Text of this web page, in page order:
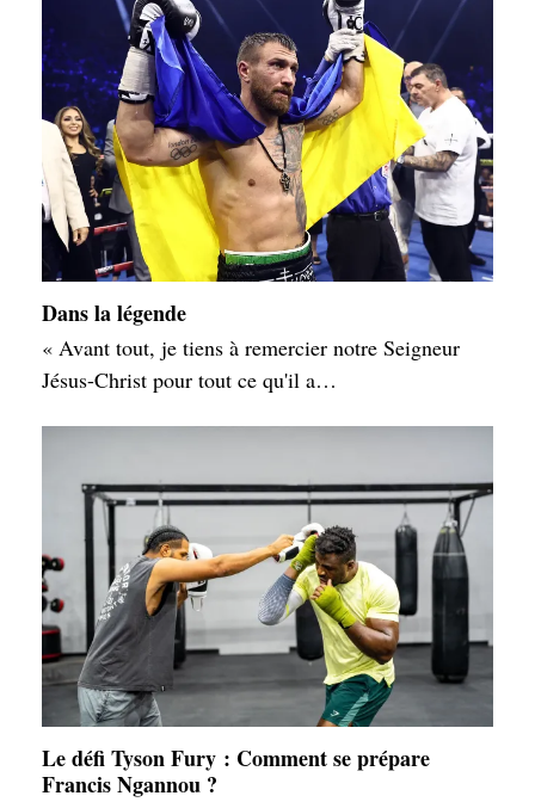
Dans la légende
« Avant tout, je tiens à remercier notre Seigneur
Jésus-Christ pour tout ce qu'il a…
Le défi Tyson Fury : Comment se prépare
Francis Ngannou ?